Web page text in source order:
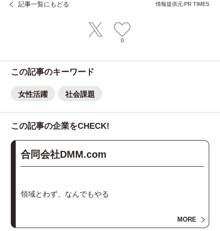
記事一覧にもどる 情報提供元:PR TIMES
0
この記事のキーワード
女性活躍 社会課題
この記事の企業をCHECK!
合同会社DMM.com
領域とわず、なんでもやる
未来を感じるビジネスにはひとまず投資。 なんでもや
MORE